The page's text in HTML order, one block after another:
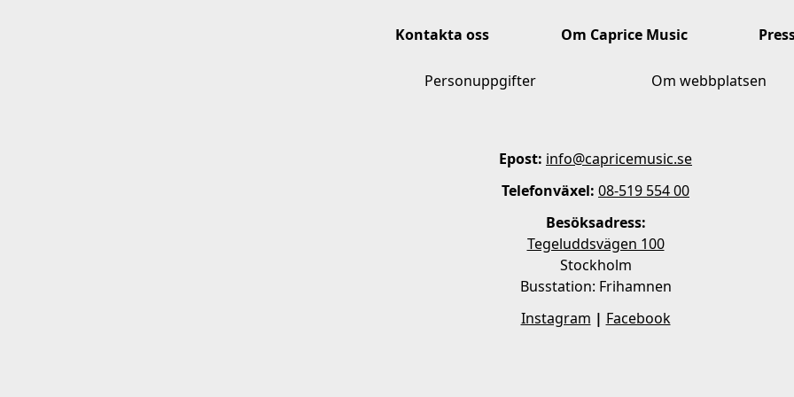
Kontakta oss Om Caprice Music
Personuppgifter Om webbplatsen
Epost: info@capricemusic.se
Telefonväxel: 08-519 554 00
Besöksadress:
Tegeluddsvägen 100
Stockholm
Busstation: Frihamnen
Instagram | Facebook